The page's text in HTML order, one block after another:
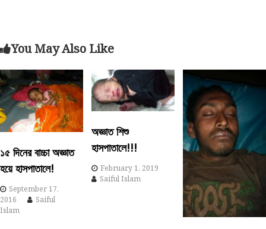
t
n
a
v
i
g
a
You May Also Like
১৫ দিনের বাচ্চা অজ্ঞাত
হয়ে হাসপাতালে!
September 17,
2016
Saiful
Islam
অজ্ঞাত শিশু
হাসপাতালে!!!
February 1, 2019
Saiful Islam